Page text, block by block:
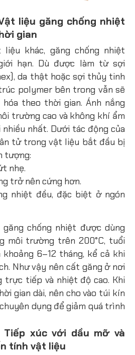
liệu găng chống nhiệt
gian
khác, găng chống nhiệt
hạn. Dù được làm từ sợi
da thật hoặc sợi thủy tinh
polymer bên trong vẫn sẽ
theo thời gian. Ánh nắng
trường cao và không khí ẩm
nhất. Dưới tác động của
tử trong vật liệu bắt đầu bị
tượng:
nhẹ.
trở nên cứng hơn.
nhiệt đều, đặc biệt ở ngón
chống nhiệt được dùng
môi trường trên 200°C, tuổi
6–12 tháng, kể cả khi
Như vậy nên cất găng ở nơi
trực tiếp và nhiệt độ cao. Khi
gian dài, nên cho vào túi kín
dụng để giảm quá trình
Tiếp xúc với dầu mỡ và
tính vật liệu